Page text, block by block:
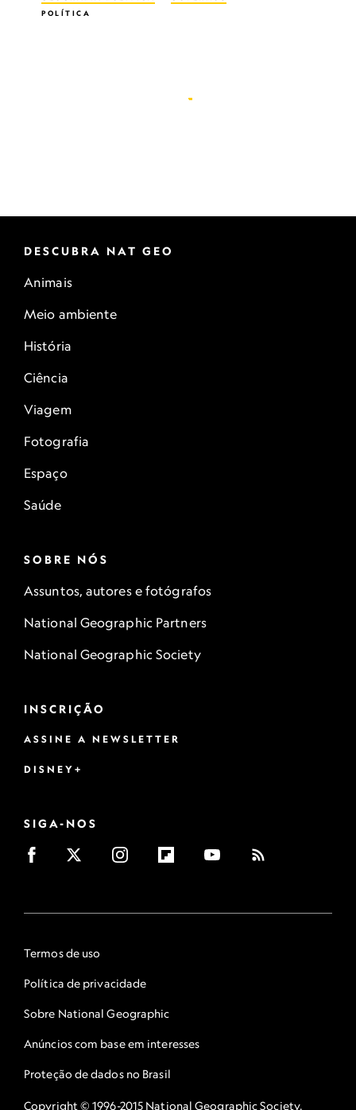
POLÍTICA
DESCUBRA NAT GEO
Animais
Meio ambiente
História
Ciência
Viagem
Fotografia
Espaço
Saúde
SOBRE NÓS
Assuntos, autores e fotógrafos
National Geographic Partners
National Geographic Society
INSCRIÇÃO
ASSINE A NEWSLETTER
DISNEY+
SIGA-NOS
Termos de uso
Política de privacidade
Sobre National Geographic
Anúncios com base em interesses
Proteção de dados no Brasil
Copyright © 1996-2015 National Geographic Society.